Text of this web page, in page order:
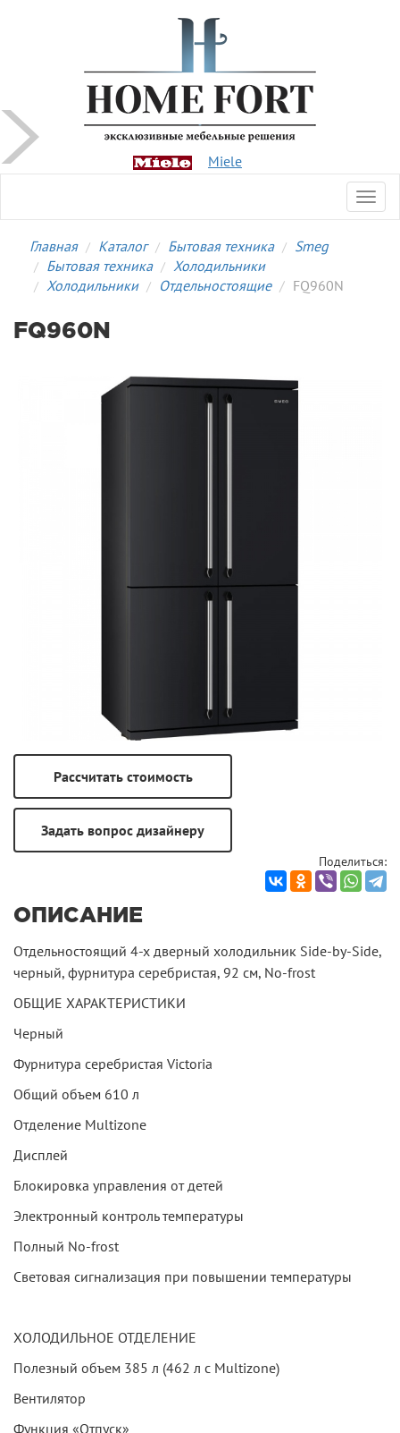
Miele
Главная Каталог Бытовая техника
Smeg
Бытовая техника
Холодильники
Холодильники
Отдельностоящие FQ960N
FQ960N
Поделиться:
ОПИСАНИЕ
Отдельностоящий 4-х дверный холодильник Side-by-Side,
черный, фурнитура серебристая, 92 см, No-frost
ОБЩИЕ ХАРАКТЕРИСТИКИ
Черный
Фурнитура серебристая Victoria
Общий объем 610 л
Отделение Multizone
Дисплей
Блокировка управления от детей
Электронный контроль температуры
Полный No-frost
Световая сигнализация при повышении температуры
ХОЛОДИЛЬНОЕ ОТДЕЛЕНИЕ
Полезный объем 385 л (462 л с Multizone)
Вентилятор
Функция «Отпуск»